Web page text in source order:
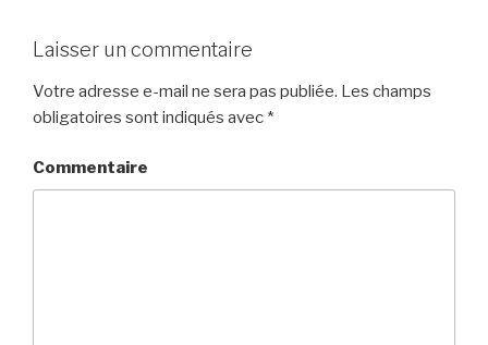
Laisser un commentaire
Votre adresse e-mail ne sera pas publiée. Les champs
obligatoires sont indiqués avec *
Commentaire